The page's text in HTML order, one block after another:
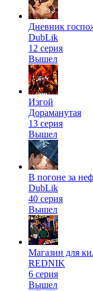
Дневник
DubLik
12 серия
Вышел
Изгой
Дораманутая
13 серия
Вышел
В погоне за
DubLik
40 серия
Вышел
Магазин для
REDNIK
6 серия
Вышел